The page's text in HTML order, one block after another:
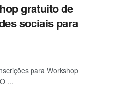
gratuito de
sociais para
para Workshop
...